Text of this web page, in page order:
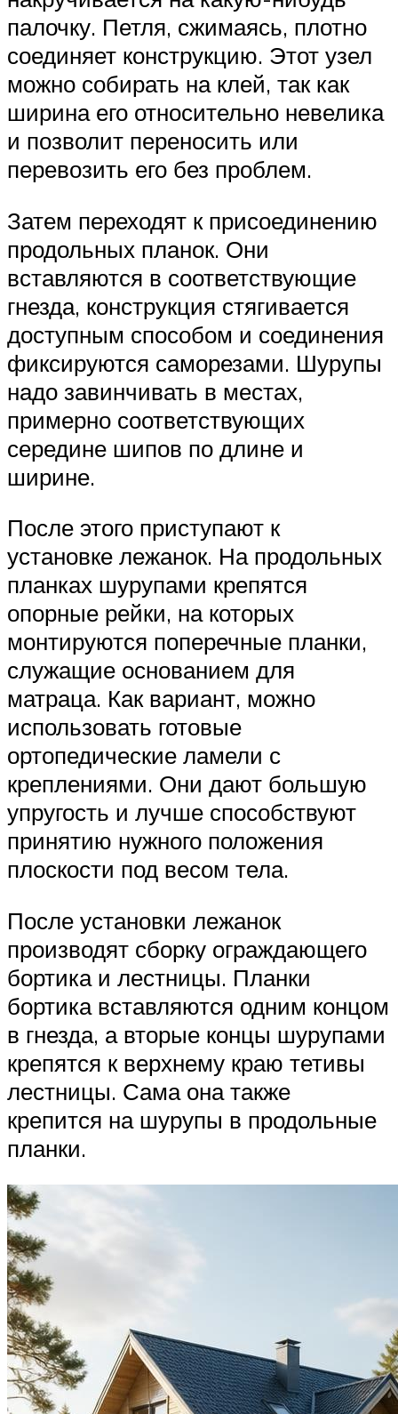
палочку. Петля, сжимаясь, плотно
соединяет конструкцию. Этот узел
можно собирать на клей, так как
ширина его относительно невелика
и позволит переносить или
перевозить его без проблем.
Затем переходят к присоединению
продольных планок. Они
вставляются в соответствующие
гнезда, конструкция стягивается
доступным способом и соединения
фиксируются саморезами. Шурупы
надо завинчивать в местах,
примерно соответствующих
середине шипов по длине и
ширине.
После этого приступают к
установке лежанок. На продольных
планках шурупами крепятся
опорные рейки, на которых
монтируются поперечные планки,
служащие основанием для
матраца. Как вариант, можно
использовать готовые
ортопедические ламели с
креплениями. Они дают большую
упругость и лучше способствуют
принятию нужного положения
плоскости под весом тела.
После установки лежанок
производят сборку ограждающего
бортика и лестницы. Планки
бортика вставляются одним концом
в гнезда, а вторые концы шурупами
крепятся к верхнему краю тетивы
лестницы. Сама она также
крепится на шурупы в продольные
планки.